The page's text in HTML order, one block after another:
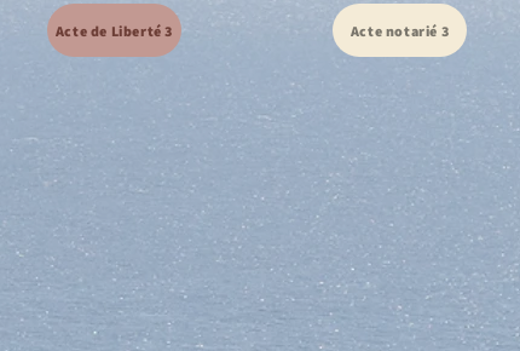
Acte de Liberté 3 Acte notarié 3